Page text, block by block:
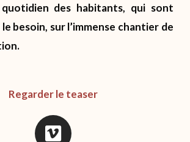
des habitants, qui sont
besoin, sur l’immense chantier de
Regarder le teaser
V